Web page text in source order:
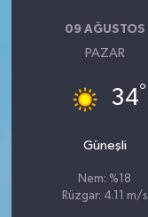
09 AĞUSTOS
PAZAR
34°
Güneşli
Nem: %18
Rüzgar: 4.11 m/s